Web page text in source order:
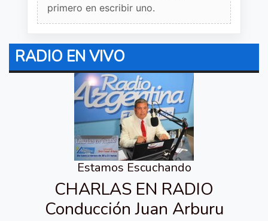
primero en escribir uno.
RADIO EN VIVO
Estamos Escuchando
CHARLAS EN RADIO
Conducción Juan Arburu